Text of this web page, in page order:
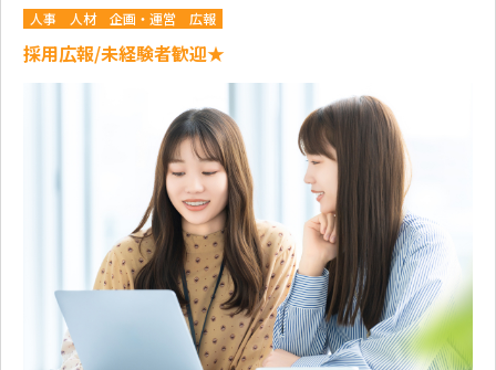
人事 人材 企画・運営 広報
採用広報/未経験者歓迎★